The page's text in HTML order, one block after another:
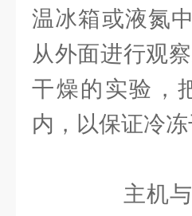
温冰箱或液氮
从外面进行观
干燥的实验，
内，以保证冷冻
主机与